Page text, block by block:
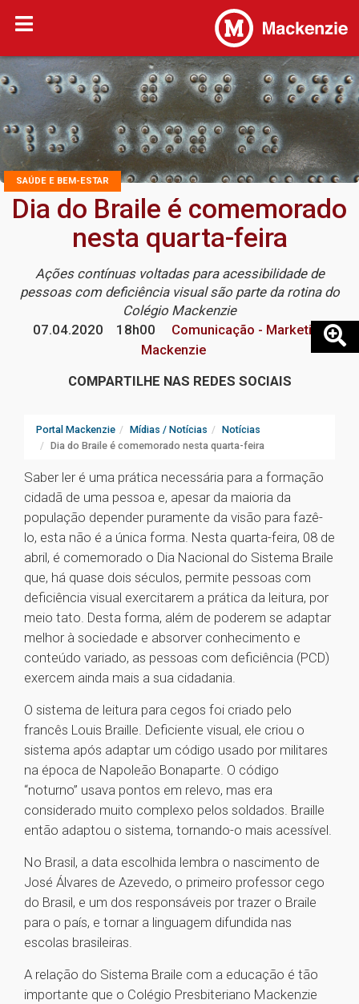
SAÚDE E BEM-ESTAR
Dia do Braile é comemorado
nesta quarta-feira
Ações contínuas voltadas para acessibilidade de
pessoas com deficiência visual são parte da rotina do
Colégio Mackenzie
07.04.2020
18h00
Comunicação - Marketing
Mackenzie
COMPARTILHE NAS REDES SOCIAIS
Portal Mackenzie Mídias / Notícias
Notícias
Dia do Braile é comemorado nesta quarta-feira
Saber ler é uma prática necessária para a formação
cidadã de uma pessoa e, apesar da maioria da
população depender puramente da visão para fazê-
lo, esta não é a única forma. Nesta quarta-feira, 08 de
abril, é comemorado o Dia Nacional do Sistema Braile
que, há quase dois séculos, permite pessoas com
deficiência visual exercitarem a prática da leitura, por
meio tato. Desta forma, além de poderem se adaptar
melhor à sociedade e absorver conhecimento e
conteúdo variado, as pessoas com deficiência (PCD)
exercem ainda mais a sua cidadania.
O sistema de leitura para cegos foi criado pelo
francês Louis Braille. Deficiente visual, ele criou o
sistema após adaptar um código usado por militares
na época de Napoleão Bonaparte. O código
“noturno” usava pontos em relevo, mas era
considerado muito complexo pelos soldados. Braille
então adaptou o sistema, tornando-o mais acessível.
No Brasil, a data escolhida lembra o nascimento de
José Álvares de Azevedo, o primeiro professor cego
do Brasil, e um dos responsáveis por trazer o Braile
para o país, e tornar a linguagem difundida nas
escolas brasileiras.
A relação do Sistema Braile com a educação é tão
importante que o Colégio Presbiteriano Mackenzie